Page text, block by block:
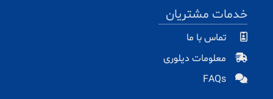
خدمات مشتریان
تماس با ما
معلومات دیلوری
FAQs